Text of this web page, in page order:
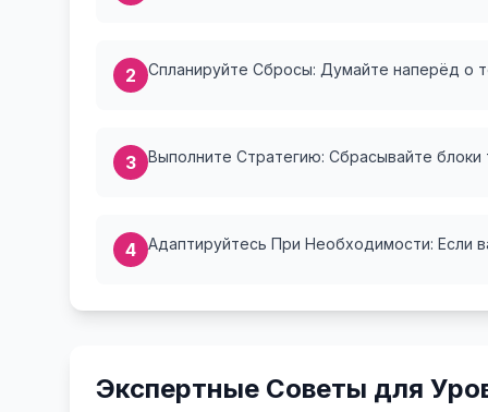
2 Спланируйте Сбросы: Думайте наперёд о
3 Выполните Стратегию: Сбрасывайте
4 Адаптируйтесь При Необходимости: Если
Экспертные Советы для